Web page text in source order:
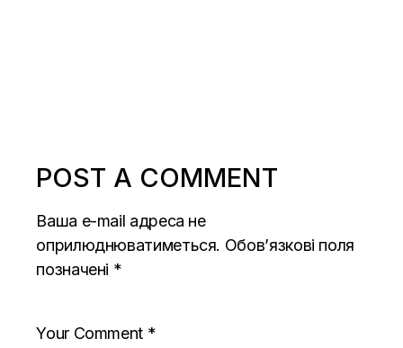
POST A COMMENT
Ваша e-mail адреса не
оприлюднюватиметься. Обов’язкові поля
позначені *